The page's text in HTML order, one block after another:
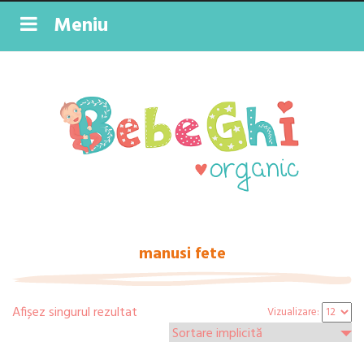
Meniu
manusi fete
Afișez singurul rezultat Vizualizare: